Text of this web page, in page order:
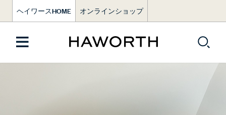
ヘイワースHOME オンラインショップ